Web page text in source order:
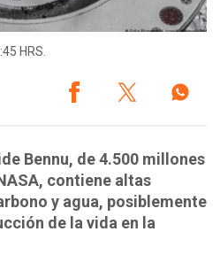
HRS.
Bennu, de 4.500 millones
contiene altas
y agua, posiblemente
de la vida en la